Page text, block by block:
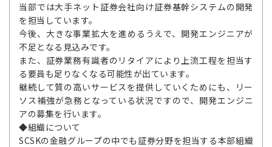
当部では大手ネット証券会社向け証券基幹システムの開発
を担当しています。
今後、大きな事業拡大を進めるうえで、開発エンジニアが
不足となる見込みです。
また、証券業務有識者のリタイアにより上流工程を担当す
る要員も足りなくなる可能性が出ています。
継続して質の高いサービスを提供していくためにも、リー
ソス補強が急務となっている状況ですので、開発エンジニ
アの募集を行います。
◆組織について
SCSKの金融グループの中でも証券分野を担当する本部組織